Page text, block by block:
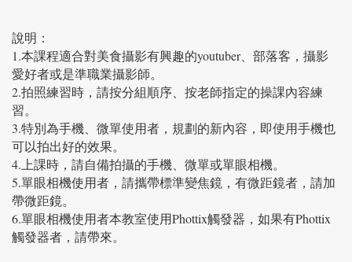
說明：
1.本課程適合對美食攝影有興趣的youtuber、部落客，攝影
愛好者或是準職業攝影師。
2.拍照練習時，請按分組順序、按老師指定的操課內容練
習。
3.特別為手機、微單使用者，規劃的新內容，即使用手機也
可以拍出好的效果。
4.上課時，請自備拍攝的手機、微單或單眼相機。
5.單眼相機使用者，請攜帶標準變焦鏡，有微距鏡者，請加
帶微距鏡。
6.單眼相機使用者本教室使用Phottix觸發器，如果有Phottix
觸發器者，請帶來。